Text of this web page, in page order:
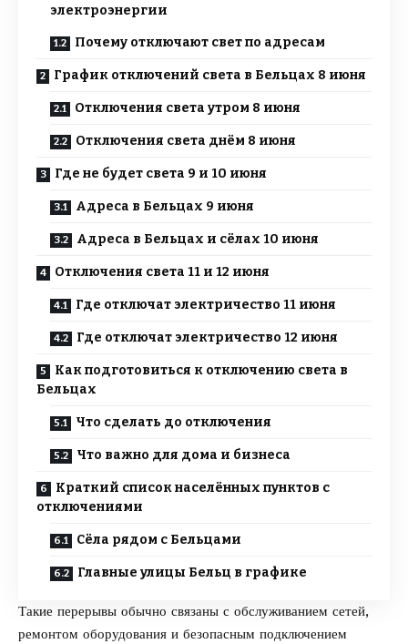
электроэнергии
Почему отключают свет по адресам
График отключений света в Бельцах 8 июня
Отключения света утром 8 июня
Отключения света днём 8 июня
Где не будет света 9 и 10 июня
Адреса в Бельцах 9 июня
Адреса в Бельцах и сёлах 10 июня
Отключения света 11 и 12 июня
Где отключат электричество 11 июня
Где отключат электричество 12 июня
Как подготовиться к отключению света в
Бельцах
Что сделать до отключения
Что важно для дома и бизнеса
Краткий список населённых пунктов с
отключениями
Сёла рядом с Бельцами
Главные улицы Бельц в графике
Такие перерывы обычно связаны с обслуживанием сетей,
ремонтом оборудования и безопасным подключением